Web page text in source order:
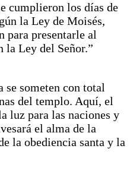
cumplieron los días de
la Ley de Moisés,
para presentarle al
la Ley del Señor.”
se someten con total
del templo. Aquí, el
luz para las naciones y
el alma de la
la obediencia santa y la